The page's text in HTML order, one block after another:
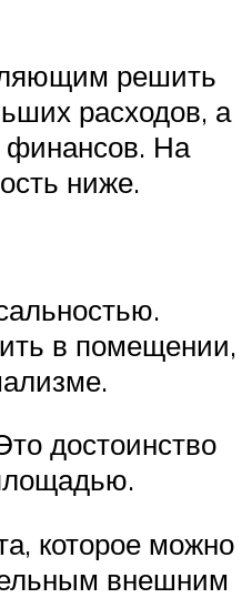
решить
расходов, а
финансов. На
ниже.
в помещении,
достоинство
которое можно
внешним